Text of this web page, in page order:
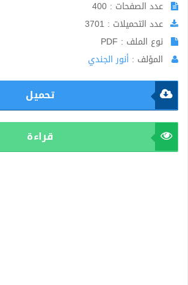
عدد الصفحات : 400
عدد التحميلات : 3701
نوع الملف : PDF
المؤلف : أنور الجندي
تحميل
قراءة